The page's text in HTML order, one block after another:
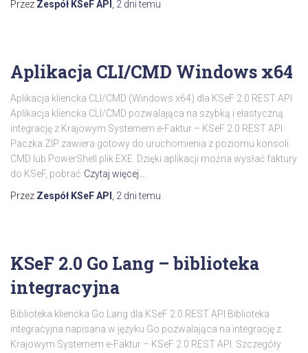
Przez Zespół KSeF API 2 dnitemu
Aplikacja CLI/CMD Windows x64
Aplikacja kliencka CLI/CMD (Windows x64) dla KSeF 2.0 REST API
Aplikacja kliencka CLI/CMD pozwalająca na szybką i elastyczną
integrację z Krajowym Systemem e-Faktur – KSeF 2.0 REST API.
Paczka ZIP zawiera gotowy do uruchomienia z poziomu konsoli
CMD lub PowerShell plik EXE. Dzięki aplikacji można wysłać faktury
do KSeF, pobrać Czytaj więcej…
Przez Zespół KSeF API 2 dnitemu
KSeF 2.0 Go Lang – biblioteka
integracyjna
Biblioteka kliencka Go Lang dla KSeF 2.0 REST API Biblioteka
integracyjna napisana w języku Go pozwalająca na integrację z
Krajowym Systemem e-Faktur – KSeF 2.0 REST API. Szczegóły